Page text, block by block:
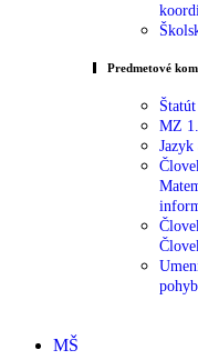
Predmetové
MZ
pohyb
MŠ